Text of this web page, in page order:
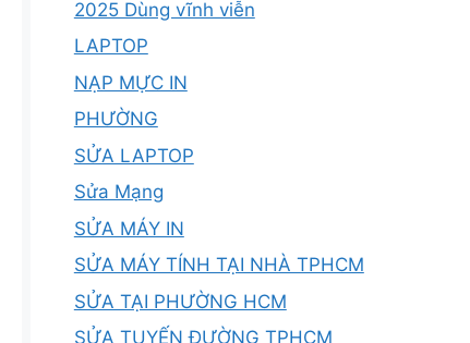
2025 Dùng vĩnh viễn
LAPTOP
NẠP MỰC IN
PHƯỜNG
SỬA LAPTOP
Sửa Mạng
SỬA MÁY IN
SỬA MÁY TÍNH TẠI NHÀ TPHCM
SỬA TẠI PHƯỜNG HCM
SỬA TUYẾN ĐƯỜNG TPHCM